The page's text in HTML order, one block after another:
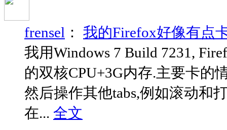
frensel ： 我的Firefox好像有点
我用Windows 7 Build 7231,
的双核CPU+3G内存.主要卡的
然后操作其他tabs,例如滚动和
在... 全文